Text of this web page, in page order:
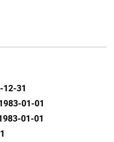
12-31
01-01
01-01